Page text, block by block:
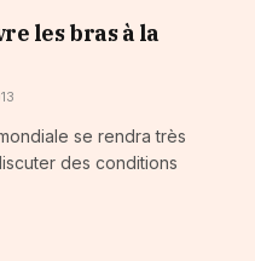
les bras à la
se rendra très
des conditions